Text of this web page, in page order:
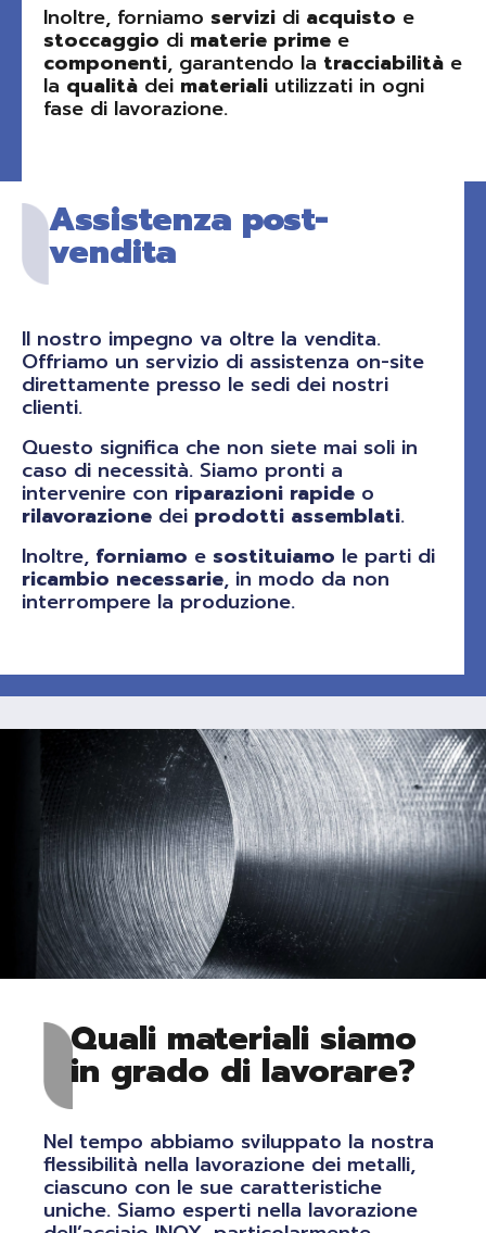
Inoltre, forniamo servizi di acquisto e
stoccaggio di materie prime e
componenti, garantendo la tracciabilità e
la qualità dei materiali utilizzati in ogni
fase di lavorazione.
Assistenza post-
vendita
Il nostro impegno va oltre la vendita.
Offriamo un servizio di assistenza on-site
direttamente presso le sedi dei nostri
clienti.
Questo significa che non siete mai soli in
caso di necessità. Siamo pronti a
intervenire con riparazioni rapide o
rilavorazione dei prodotti assemblati.
Inoltre, forniamo e sostituiamo le parti di
ricambio necessarie, in modo da non
interrompere la produzione.
Quali materiali siamo
in grado di lavorare?
Nel tempo abbiamo sviluppato la nostra
flessibilità nella lavorazione dei metalli,
ciascuno con le sue caratteristiche
uniche. Siamo esperti nella lavorazione